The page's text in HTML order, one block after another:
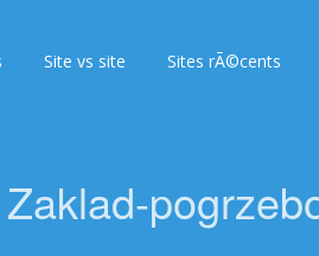
Site vs site Sites rÃ©cents
Zaklad-